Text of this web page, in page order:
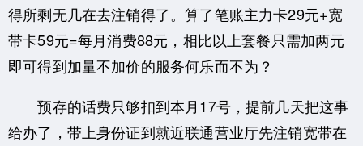
得所剩无几在去注销得了。算了笔账主力卡29元+宽
带卡59元=每月消费88元，相比以上套餐只需加两元
即可得到加量不加价的服务何乐而不为？
预存的话费只够扣到本月17号，提前几天把这事
给办了，带上身份证到就近联通营业厅先注销宽带在